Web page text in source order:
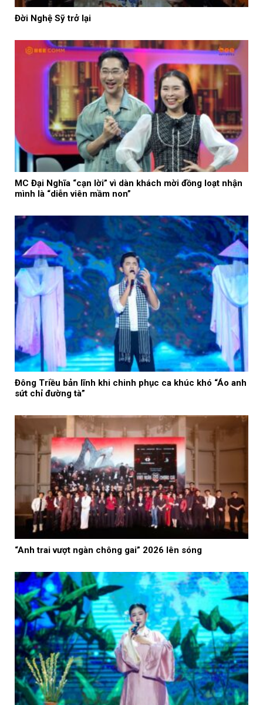
Đời Nghệ Sỹ trở lại
MC Đại Nghĩa “cạn lời” vì dàn khách mời đồng loạt nhận
mình là “diễn viên mầm non”
Đông Triều bản lĩnh khi chinh phục ca khúc khó “Áo anh
sứt chỉ đường tà”
“Anh trai vượt ngàn chông gai” 2026 lên sóng